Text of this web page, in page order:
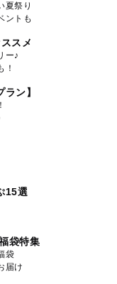
夏祭り
ントも
スメ
ー♪
！
ン】
15選
袋特集
袋
届け